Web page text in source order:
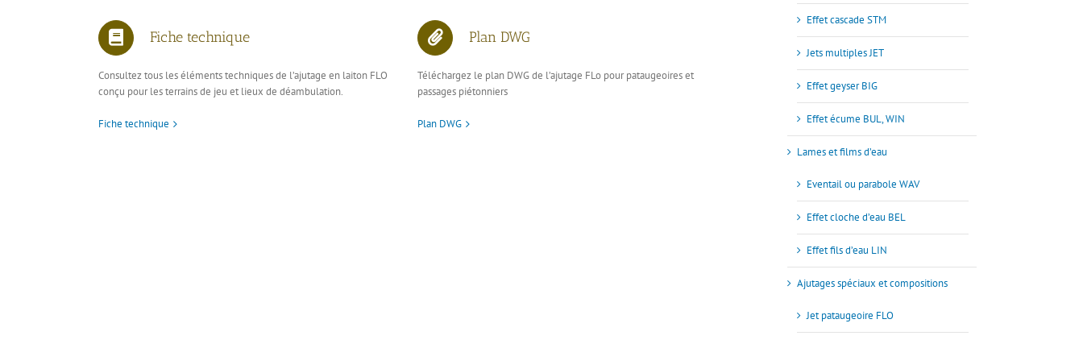
Fiche technique
Consultez tous les éléments techniques de l’ajutage en laiton FLO
conçu pour les terrains de jeu et lieux de déambulation.
Fiche technique
Plan DWG
Téléchargez le plan DWG de l’ajutage FLo pour pataugeoires et
passages piétonniers
Plan DWG
Effet cascade STM
Jets multiples JET
Effet geyser BIG
Effet écume BUL, WIN
Lames et films d’eau
Eventail ou parabole WAV
Effet cloche d’eau BEL
Effet fils d’eau LIN
Ajutages spéciaux et compositions
Jet pataugeoire FLO